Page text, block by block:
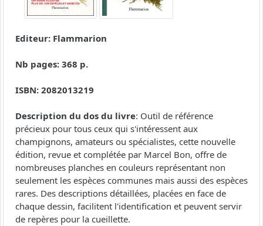
Editeur: Flammarion
Nb pages: 368 p.
ISBN: 2082013219
Description du dos du livre: Outil de référence
précieux pour tous ceux qui s'intéressent aux
champignons, amateurs ou spécialistes, cette nouvelle
édition, revue et complétée par Marcel Bon, offre de
nombreuses planches en couleurs représentant non
seulement les espèces communes mais aussi des espèces
rares. Des descriptions détaillées, placées en face de
chaque dessin, facilitent l'identification et peuvent servir
de repères pour la cueillette.